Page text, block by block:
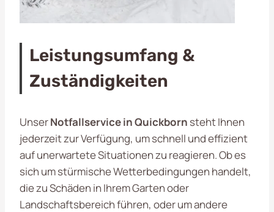
Leistungsumfang &
Zuständigkeiten
UnserNotfallservice in Quickborn steht Ihnen
jederzeit zur Verfügung, um schnell und effizient
auf unerwartete Situationen zu reagieren. Ob es
sich um stürmische Wetterbedingungen handelt,
die zu Schäden in Ihrem Garten oder
Landschaftsbereich führen, oder um andere